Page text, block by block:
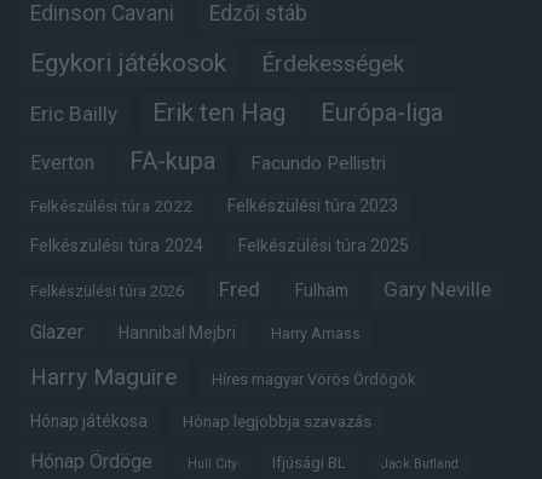
Edinson Cavani Edzői stáb
Egykori játékosok Érdekességek
Eric Bailly Erik ten Hag Európa-liga
Everton FA-kupa Facundo Pellistri
Felkészülési túra 2022 Felkészülési túra 2023
Felkészülési túra 2024 Felkészülési túra 2025
Felkészülési túra 2026 Fred Fulham Gary Neville
Glazer Hannibal Mejbri Harry Amass
Harry Maguire Híres magyar Vörös Ördögök
Hónap játékosa Hónap legjobbja szavazás
Hónap Ördöge Hull City Ifjúsági BL Jack Butland